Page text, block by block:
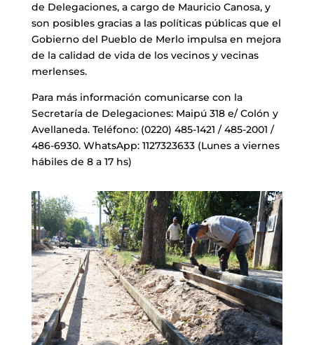
de Delegaciones, a cargo de Mauricio Canosa, y
son posibles gracias a las políticas públicas que el
Gobierno del Pueblo de Merlo impulsa en mejora
de la calidad de vida de los vecinos y vecinas
merlenses.
Para más información comunicarse con la
Secretaría de Delegaciones: Maipú 318 e/ Colón y
Avellaneda. Teléfono: (0220) 485-1421 / 485-2001 /
486-6930. WhatsApp: 1127323633 (Lunes a viernes
hábiles de 8 a 17 hs)